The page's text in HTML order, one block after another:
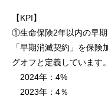
【KPI】
①生命保険2年以内の早
「早期消滅契約」を保
グオフと定義しています。
2024年：4%
2023年：4％